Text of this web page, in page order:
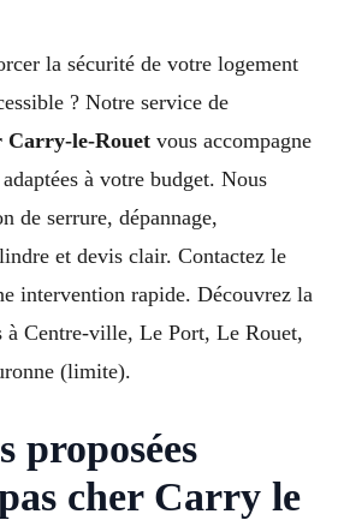
la sécurité de votre logement
? Notre service de
Carry-le-Rouet vous accompagne
à votre budget. Nous
de serrure, dépannage,
et devis clair. Contactez le
intervention rapide. Découvrez la
à Centre-ville, Le Port, Le Rouet,
(limite).
proposées
cher Carry le